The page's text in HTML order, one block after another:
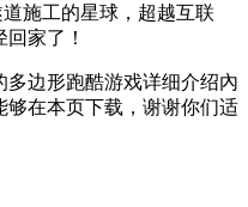
施工的星球，超越互联
家了！
边形跑酷游戏详细介绍內
在本页下载，谢谢你们适